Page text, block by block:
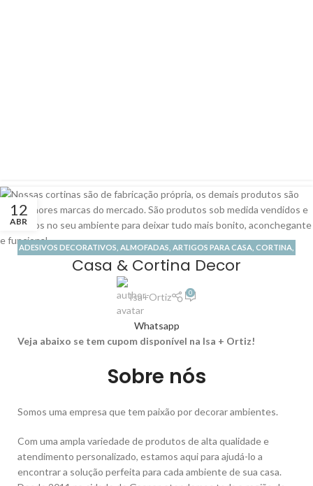
12
ABR
ADESIVOS DECORATIVOS ALMOFADAS ARTIGOS PARA CASA CORTINA
LOJA DE PAPEL DE PAREDE ,LOJA DE PISO VINÍLICO,LOJA ONLINE
PERSIANA ROLÔ
Casa & Cortina Decor
Isa+Ortiz 0
Whatsapp
Veja abaixo se tem cupom disponível na Isa + Ortiz!
Sobre nós
Somos uma empresa que tem paixão por decorar ambientes.
Com uma ampla variedade de produtos de alta qualidade e
atendimento personalizado, estamos aqui para ajudá-lo a
encontrar a solução perfeita para cada ambiente de sua casa.